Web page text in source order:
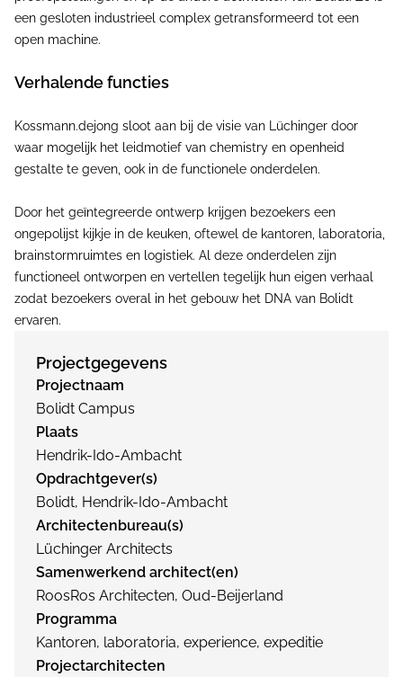
een gesloten industrieel complex getransformeerd tot een
open machine.
Verhalende functies
Kossmann.dejong sloot aan bij de visie van Lüchinger door
waar mogelijk het leidmotief van chemistry en openheid
gestalte te geven, ook in de functionele onderdelen.
Door het geïntegreerde ontwerp krijgen bezoekers een
ongepolijst kijkje in de keuken, oftewel de kantoren, laboratoria,
brainstormruimtes en logistiek. Al deze onderdelen zijn
functioneel ontworpen en vertellen tegelijk hun eigen verhaal
zodat bezoekers overal in het gebouw het DNA van Bolidt
ervaren.
Projectgegevens
Projectnaam
Bolidt Campus
Plaats
Hendrik-Ido-Ambacht
Opdrachtgever(s)
Bolidt, Hendrik-Ido-Ambacht
Architectenbureau(s)
Lüchinger Architects
Samenwerkend architect(en)
RoosRos Architecten, Oud-Beijerland
Programma
Kantoren, laboratoria, experience, expeditie
Projectarchitecten